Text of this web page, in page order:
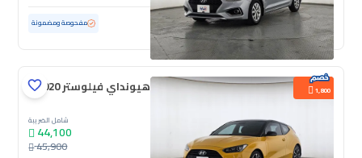
مستعملة 101,431 كم مفحوصة ومضمونة
1,800 هيونداي فيلوستر 2020
شامل الضريبة
44,100
45,900